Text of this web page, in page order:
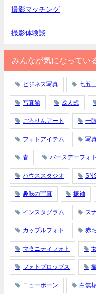
撮影マッチング
撮影体験談
みんなが気になってい
ビジネス写真 七五三
写真館 成人式
ごろりんアート 一
フォトアイテム 写
春 バースデーフォト
ハウススタジオ
趣味の写真 振袖
インスタグラム ス
カップルフォト 赤
マタニティフォト
フォトプロップス
ニューボーン 白無